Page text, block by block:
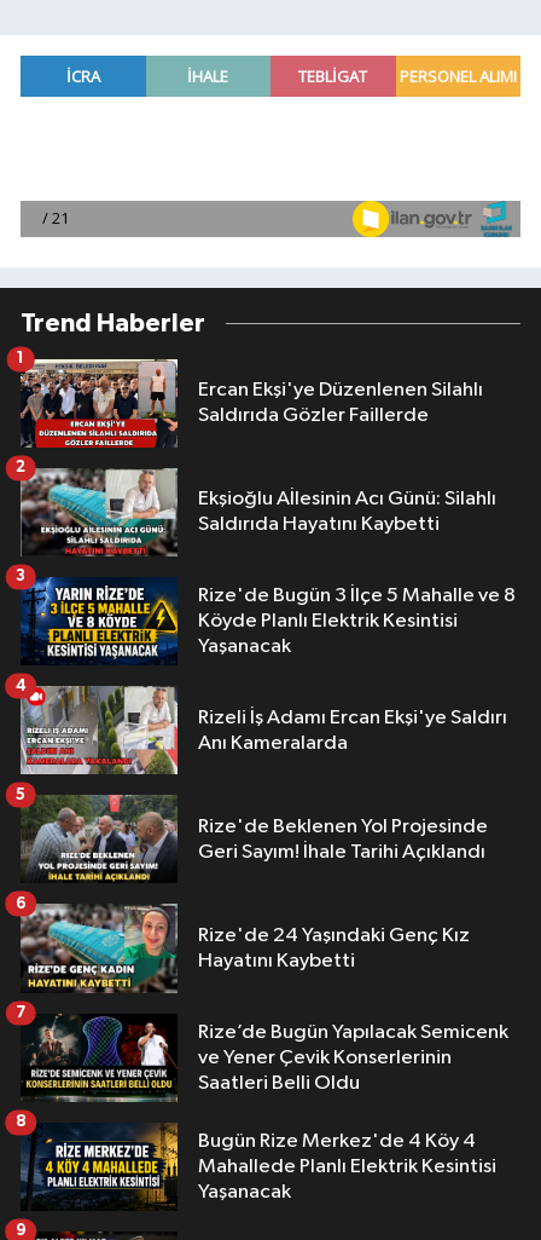
Trend Haberler
Ercan Ekşi'ye Düzenlenen Silahlı
Saldırıda Gözler Faillerde
1
Ekşioğlu Aİlesinin Acı Günü: Silahlı
Saldırıda Hayatını Kaybetti
2
Rize'de Bugün 3 İlçe 5 Mahalle ve 8
Köyde Planlı Elektrik Kesintisi
Yaşanacak
3
Rizeli İş Adamı Ercan Ekşi'ye Saldırı
Anı Kameralarda
4
Rize'de Beklenen Yol Projesinde
Geri Sayım! İhale Tarihi Açıklandı
5
Rize'de 24 Yaşındaki Genç Kız
Hayatını Kaybetti
6
Rize’de Bugün Yapılacak Semicenk
ve Yener Çevik Konserlerinin
Saatleri Belli Oldu
7
Bugün Rize Merkez'de 4 Köy 4
Mahallede Planlı Elektrik Kesintisi
Yaşanacak
8
9